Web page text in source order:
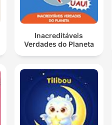
Inacreditáveis
Verdades do Planeta